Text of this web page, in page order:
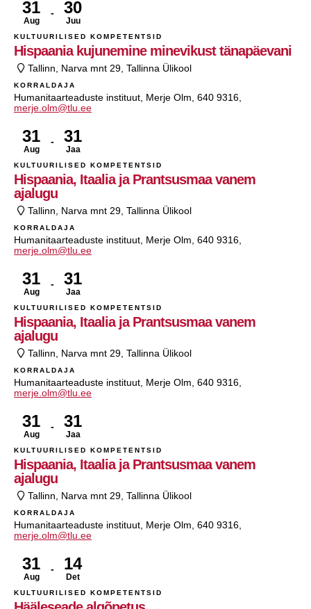
31
Aug
30
Juu
KULTUURILISED KOMPETENTSID
Hispaania kujunemine minevikust tänapäevani
Tallinn, Narva mnt 29, Tallinna Ülikool
KORRALDAJA
Humanitaarteaduste instituut, Merje Olm, 640 9316,
merje.olm@tlu.ee
31
Aug
31
Jaa
KULTUURILISED KOMPETENTSID
Hispaania, Itaalia ja Prantsusmaa vanem
ajalugu
Tallinn, Narva mnt 29, Tallinna Ülikool
KORRALDAJA
Humanitaarteaduste instituut, Merje Olm, 640 9316,
merje.olm@tlu.ee
31
Aug
31
Jaa
KULTUURILISED KOMPETENTSID
Hispaania, Itaalia ja Prantsusmaa vanem
ajalugu
Tallinn, Narva mnt 29, Tallinna Ülikool
KORRALDAJA
Humanitaarteaduste instituut, Merje Olm, 640 9316,
merje.olm@tlu.ee
31
Aug
31
Jaa
KULTUURILISED KOMPETENTSID
Hispaania, Itaalia ja Prantsusmaa vanem
ajalugu
Tallinn, Narva mnt 29, Tallinna Ülikool
KORRALDAJA
Humanitaarteaduste instituut, Merje Olm, 640 9316,
merje.olm@tlu.ee
31
Aug
14
Det
KULTUURILISED KOMPETENTSID